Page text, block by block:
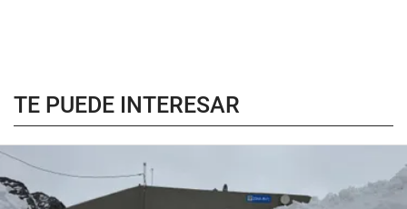
TE PUEDE INTERESAR